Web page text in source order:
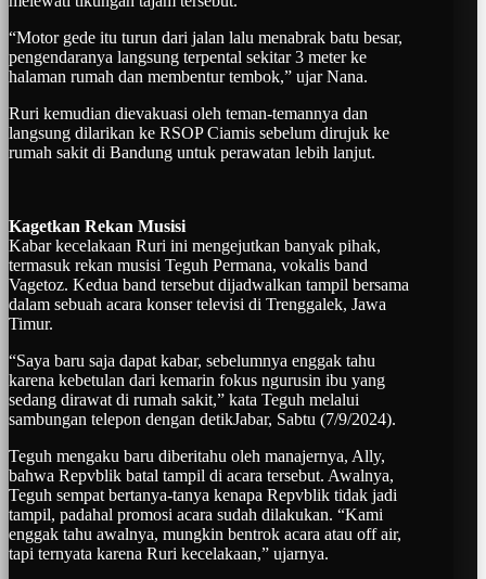
“Motor gede itu turun dari jalan lalu menabrak batu besar,
pengendaranya langsung terpental sekitar 3 meter ke
halaman rumah dan membentur tembok,” ujar Nana.
Ruri kemudian dievakuasi oleh teman-temannya dan
langsung dilarikan ke RSOP Ciamis sebelum dirujuk ke
rumah sakit di Bandung untuk perawatan lebih lanjut.
Kagetkan Rekan Musisi
Kabar kecelakaan Ruri ini mengejutkan banyak pihak,
termasuk rekan musisi Teguh Permana, vokalis band
Vagetoz. Kedua band tersebut dijadwalkan tampil bersama
dalam sebuah acara konser televisi di Trenggalek, Jawa
Timur.
“Saya baru saja dapat kabar, sebelumnya enggak tahu
karena kebetulan dari kemarin fokus ngurusin ibu yang
sedang dirawat di rumah sakit,” kata Teguh melalui
sambungan telepon dengan detikJabar, Sabtu (7/9/2024).
Teguh mengaku baru diberitahu oleh manajernya, Ally,
bahwa Repvblik batal tampil di acara tersebut. Awalnya,
Teguh sempat bertanya-tanya kenapa Repvblik tidak jadi
tampil, padahal promosi acara sudah dilakukan. “Kami
enggak tahu awalnya, mungkin bentrok acara atau off air,
tapi ternyata karena Ruri kecelakaan,” ujarnya.